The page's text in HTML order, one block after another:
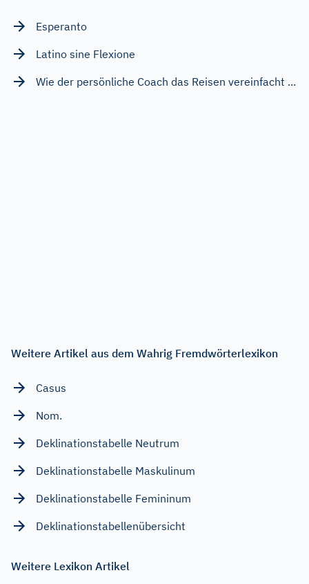
Esperanto
Latino sine Flexione
Wie der persönliche Coach das Reisen vereinfacht ...
Weitere Artikel aus dem Wahrig Fremdwörterlexikon
Casus
Nom.
Deklinationstabelle Neutrum
Deklinationstabelle Maskulinum
Deklinationstabelle Femininum
Deklinationstabellenübersicht
Weitere Lexikon Artikel